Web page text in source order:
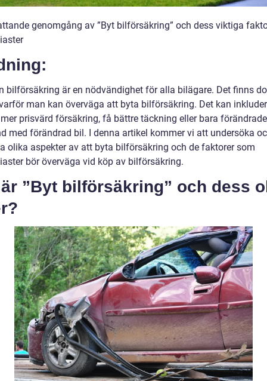
genomgång av ”Byt bilförsäkring” och dess viktiga
bilförsäkring är en nödvändighet för alla bilägare. Det finns
man kan överväga att byta bilförsäkring. Det kan
prisvärd försäkring, få bättre täckning eller bara
med förändrad bil. I denna artikel kommer vi att undersöka
olika aspekter av att byta bilförsäkring och de faktorer som
bör överväga vid köp av bilförsäkring.
”Byt bilförsäkring” och dess